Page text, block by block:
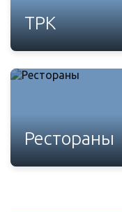
ТРК
Рестораны